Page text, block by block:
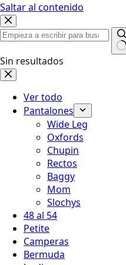
Saltar al contenido
Sin resultados
Ver todo
Pantalones
Wide Leg
Oxfords
Chupin
Rectos
Baggy
Mom
Slochys
48 al 54
Petite
Camperas
Bermuda